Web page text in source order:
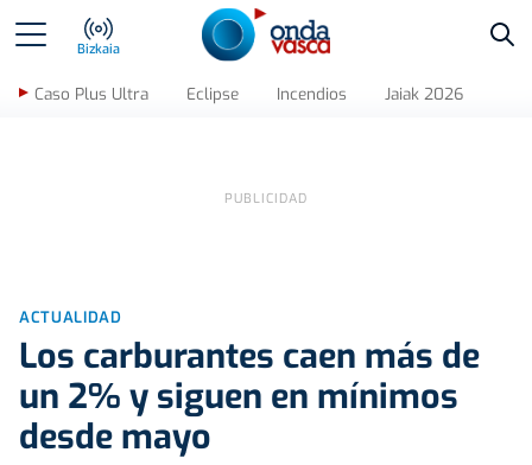
Bizkaia
Caso Plus Ultra Eclipse Incendios Jaiak 2026
ACTUALIDAD
Los carburantes caen más de
un 2% y siguen en mínimos
desde mayo